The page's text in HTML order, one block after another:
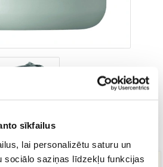
sīkfailus
lai personalizētu saturu un
sociālo saziņas līdzekļu funkcijas